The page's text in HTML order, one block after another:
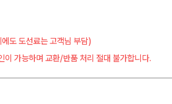
도 도선료는 고객님 부담)
가능하며 교환/반품 처리 절대 불가합니다.